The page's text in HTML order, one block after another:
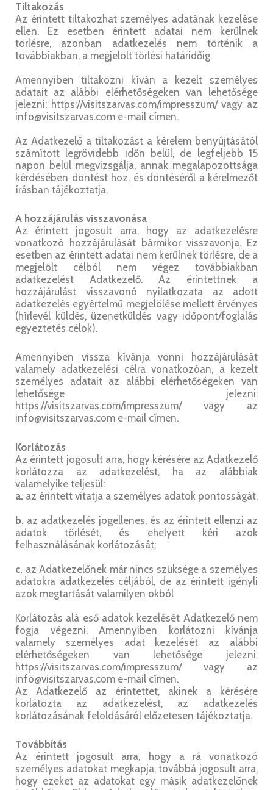
Tiltakozás
Az érintett tiltakozhat személyes adatának kezelése
ellen. Ez esetben érintett adatai nem kerülnek
törlésre, azonban adatkezelés nem történik a
továbbiakban, a megjelölt törlési határidőig.
Amennyiben tiltakozni kíván a kezelt személyes
adatait az alábbi elérhetőségeken van lehetősége
jelezni: https://visitszarvas.com/impresszum/ vagy az
info@visitszarvas.com e-mail címen.
Az Adatkezelő a tiltakozást a kérelem benyújtásától
számított legrövidebb időn belül, de legfeljebb 15
napon belül megvizsgálja, annak megalapozottsága
kérdésében döntést hoz, és döntéséről a kérelmezőt
írásban tájékoztatja.
A hozzájárulás visszavonása
Az érintett jogosult arra, hogy az adatkezelésre
vonatkozó hozzájárulását bármikor visszavonja. Ez
esetben az érintett adatai nem kerülnek törlésre, de a
megjelölt célból nem végez továbbiakban
adatkezelést Adatkezelő. Az érintettnek a
hozzájárulást visszavonó nyilatkozata az adott
adatkezelés egyértelmű megjelölése mellett érvényes
(hírlevél küldés, üzenetküldés vagy időpont/foglalás
egyeztetés célok).
Amennyiben vissza kívánja vonni hozzájárulását
valamely adatkezelési célra vonatkozóan, a kezelt
személyes adatait az alábbi elérhetőségeken van
lehetősége jelezni:
https://visitszarvas.com/impresszum/ vagy az
info@visitszarvas.com e-mail címen.
Korlátozás
Az érintett jogosult arra, hogy kérésére az Adatkezelő
korlátozza az adatkezelést, ha az alábbiak
valamelyike teljesül:
a. az érintett vitatja a személyes adatok pontosságát.
b. az adatkezelés jogellenes, és az érintett ellenzi az
adatok törlését, és ehelyett kéri azok
felhasználásának korlátozását;
c. az Adatkezelőnek már nincs szüksége a személyes
adatokra adatkezelés céljából, de az érintett igényli
azok megtartását valamilyen okból
Korlátozás alá eső adatok kezelését Adatkezelő nem
fogja végezni. Amennyiben korlátozni kívánja
valamely személyes adat kezelését az alábbi
elérhetőségeken van lehetősége jelezni:
https://visitszarvas.com/impresszum/ vagy az
info@visitszarvas.com e-mail címen.
Az Adatkezelő az érintettet, akinek a kérésére
korlátozta az adatkezelést, az adatkezelés
korlátozásának feloldásáról előzetesen tájékoztatja.
Továbbítás
Az érintett jogosult arra, hogy a rá vonatkozó
személyes adatokat megkapja, továbbá jogosult arra,
hogy ezeket az adatokat egy másik adatkezelőnek